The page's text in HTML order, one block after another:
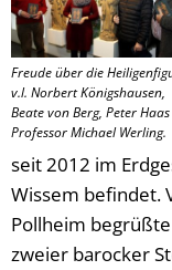
Freude über die
v.l. Norbert Königshausen,
Beate von Berg, Peter
Professor Michael Werling.
seit 2012 im
Wissem befindet.
Pollheim
zweier barocker